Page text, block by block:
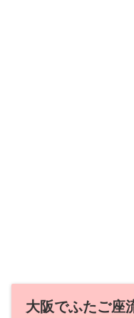
大阪でふたご座